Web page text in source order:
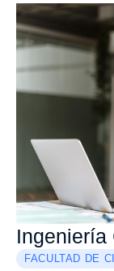
Ingeniería
FACULTAD DE